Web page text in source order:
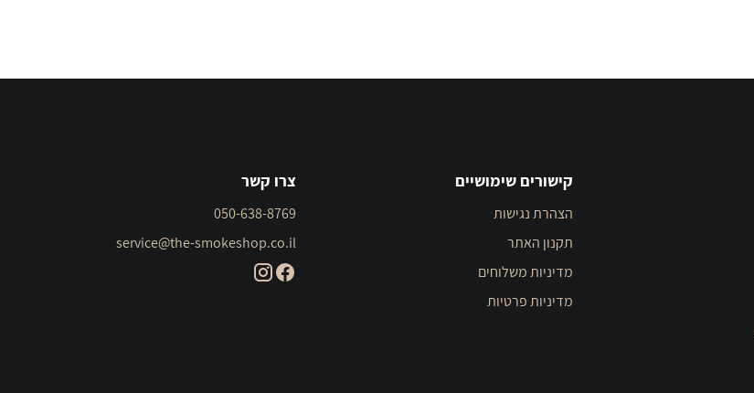
קישורים שימושיים
הצהרת נגישות
תקנון האתר
מדיניות משלוחים
מדיניות פרטיות
צרו קשר
050-638-8769
service@the-smokeshop.co.il